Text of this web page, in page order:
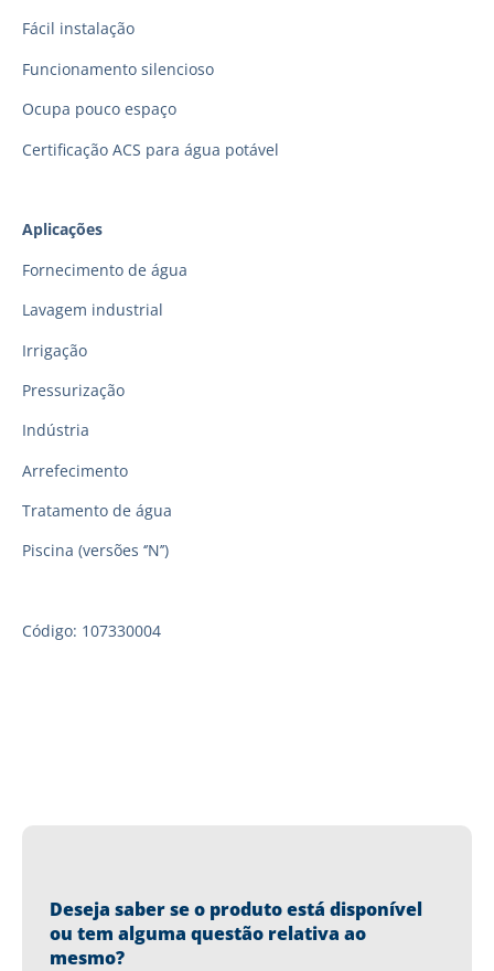
Fácil instalação
Funcionamento silencioso
Ocupa pouco espaço
Certificação ACS para água potável
Aplicações
Fornecimento de água
Lavagem industrial
Irrigação
Pressurização
Indústria
Arrefecimento
Tratamento de água
Piscina (versões ‘’N’’)
Código: 107330004
Deseja saber se o produto está disponível
ou tem alguma questão relativa ao
mesmo?